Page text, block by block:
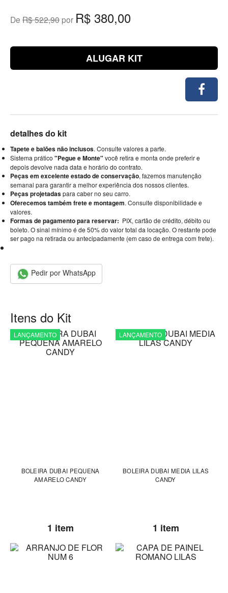
De R$ 522,90 por R$ 380,00
ALUGAR KIT
detalhes do kit
Tapete e balões não inclusos. Consulte valores a parte.
Sistema prático "Pegue e Monte" você retira e monta onde preferir e
depois devolve nada data e horário do contrato.
Peças em excelente estado de conservação, fazemos manutenção
semanal para garantir a melhor experiência dos nossos clientes.
Peças projetadaspara caber no seu carro.
Oferecemos também frete e montagem. Consulte disponibilidade e
valores.
Formas de pagamento para reservar: PIX, cartão de crédito, débito ou
boleto. O sinal mínimo é de 50% do valor total da locação. O restante pode
ser pago na retirada ou antecipadamente (em caso de entrega com frete).
Pedir por WhatsApp
Itens do Kit
LANÇAMENTO
BOLEIRA DUBAI PEQUENA
AMARELO CANDY
1 item
LANÇAMENTO
BOLEIRA DUBAI MEDIA LILAS
CANDY
1 item